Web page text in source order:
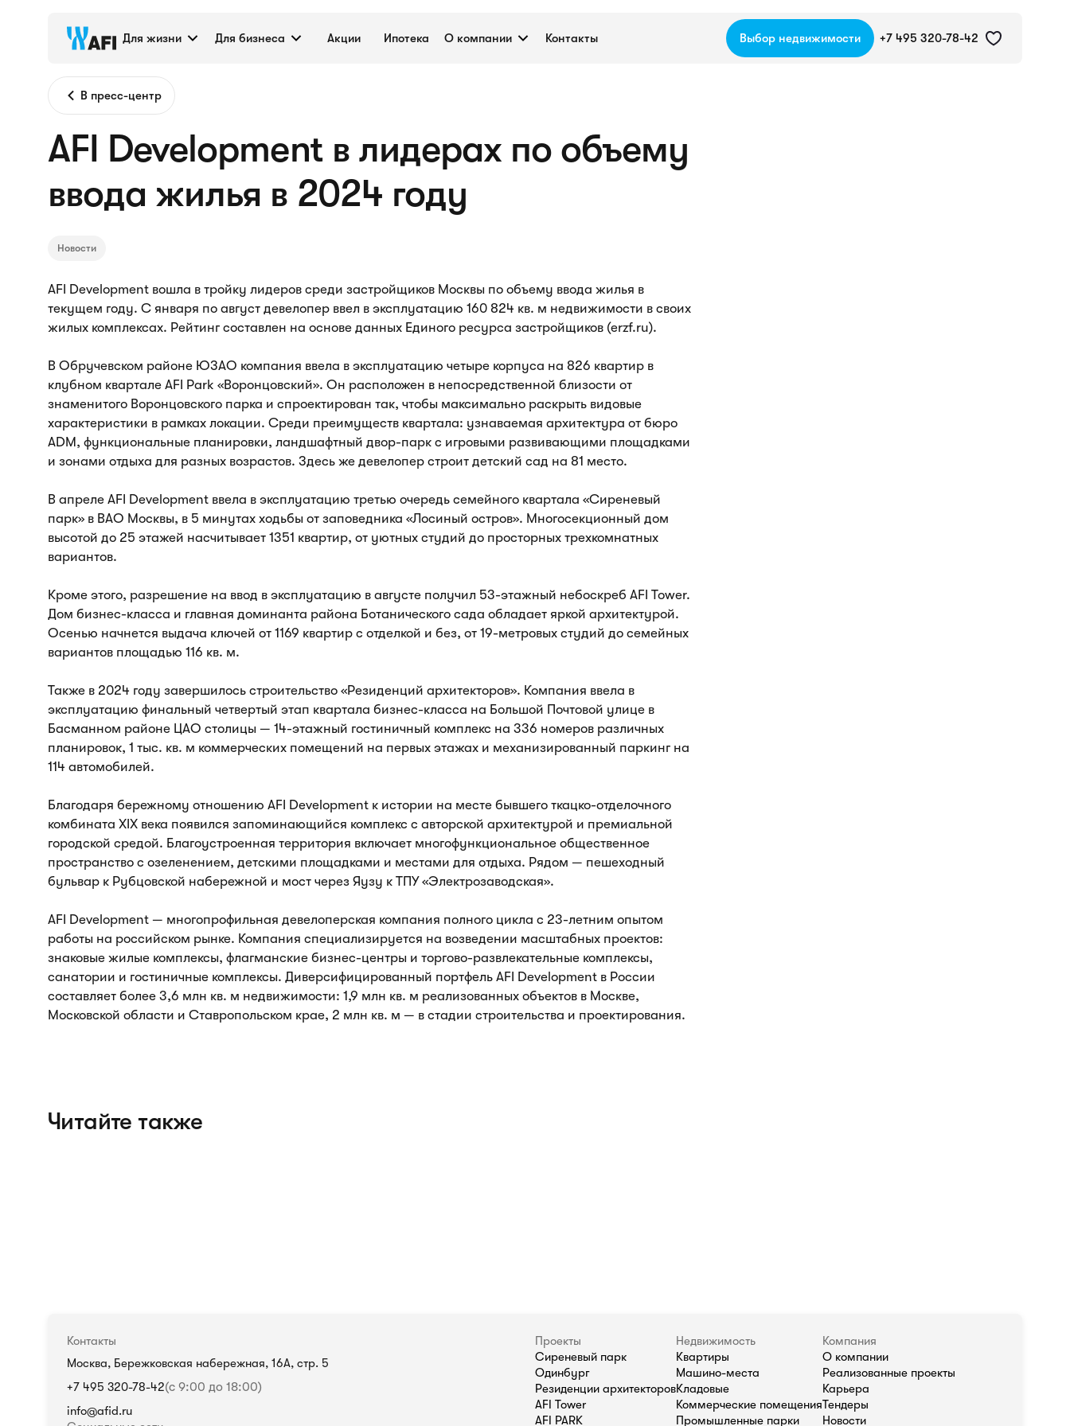
Для жизни Для бизнеса Акции Ипотека О компании Контакты Выбор недвижимости +7 495 320-78-42
В пресс-центр
AFI Development в лидерах по объему
ввода жилья в 2024 году
Новости
AFI Development вошла в тройку лидеров среди застройщиков Москвы по объему ввода жилья в
текущем году. С января по август девелопер ввел в эксплуатацию 160 824 кв. м недвижимости в своих
жилых комплексах. Рейтинг составлен на основе данных Единого ресурса застройщиков (erzf.ru).
В Обручевском районе ЮЗАО компания ввела в эксплуатацию четыре корпуса на 826 квартир в
клубном квартале AFI Park «Воронцовский». Он расположен в непосредственной близости от
знаменитого Воронцовского парка и спроектирован так, чтобы максимально раскрыть видовые
характеристики в рамках локации. Среди преимуществ квартала: узнаваемая архитектура от бюро
ADM, функциональные планировки, ландшафтный двор-парк с игровыми развивающими площадками
и зонами отдыха для разных возрастов. Здесь же девелопер строит детский сад на 81 место.
В апреле AFI Development ввела в эксплуатацию третью очередь семейного квартала «Сиреневый
парк» в ВАО Москвы, в 5 минутах ходьбы от заповедника «Лосиный остров». Многосекционный дом
высотой до 25 этажей насчитывает 1351 квартир, от уютных студий до просторных трехкомнатных
вариантов.
Кроме этого, разрешение на ввод в эксплуатацию в августе получил 53-этажный небоскреб AFI Tower.
Дом бизнес-класса и главная доминанта района Ботанического сада обладает яркой архитектурой.
Осенью начнется выдача ключей от 1169 квартир с отделкой и без, от 19-метровых студий до семейных
вариантов площадью 116 кв. м.
Также в 2024 году завершилось строительство «Резиденций архитекторов». Компания ввела в
эксплуатацию финальный четвертый этап квартала бизнес-класса на Большой Почтовой улице в
Басманном районе ЦАО столицы — 14-этажный гостиничный комплекс на 336 номеров различных
планировок, 1 тыс. кв. м коммерческих помещений на первых этажах и механизированный паркинг на
114 автомобилей.
Благодаря бережному отношению AFI Development к истории на месте бывшего ткацко-отделочного
комбината XIX века появился запоминающийся комплекс с авторской архитектурой и премиальной
городской средой. Благоустроенная территория включает многофункциональное общественное
пространство с озеленением, детскими площадками и местами для отдыха. Рядом — пешеходный
бульвар к Рубцовской набережной и мост через Яузу к ТПУ «Электрозаводская».
AFI Development — многопрофильная девелоперская компания полного цикла с 23-летним опытом
работы на российском рынке. Компания специализируется на возведении масштабных проектов:
знаковые жилые комплексы, флагманские бизнес-центры и торгово-развлекательные комплексы,
санатории и гостиничные комплексы. Диверсифицированный портфель AFI Development в России
составляет более 3,6 млн кв. м недвижимости: 1,9 млн кв. м реализованных объектов в Москве,
Московской области и Ставропольском крае, 2 млн кв. м — в стадии строительства и проектирования.
Читайте также
Контакты
Москва, Бережковская набережная, 16А, стр. 5
+7 495 320-78-42(с 9:00 до 18:00)
info@afid.ru
Проекты
Сиреневый парк
Одинбург
Резиденции архитекторов
AFI Tower
AFI PARK
Недвижимость
Квартиры
Машино-места
Кладовые
Коммерческие помещения
Промышленные парки
Компания
О компании
Реализованные проекты
Карьера
Тендеры
Новости